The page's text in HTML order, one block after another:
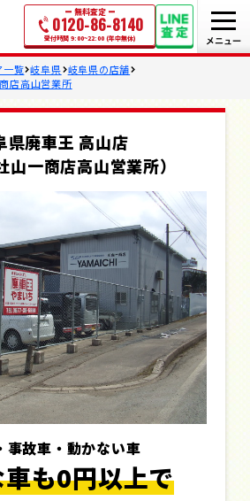
無料査定
0120-86-8140
受付時間 9:00~22:00 (年中無休)
一覧 岐阜県 岐阜県の店舗
店高山営業所
県廃車王 高山店
山一商店高山営業所）
事故車・動かない車
も0円以上で